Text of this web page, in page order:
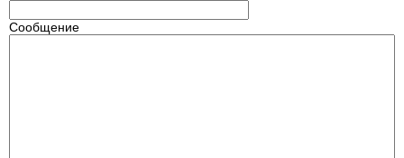
Сообщение